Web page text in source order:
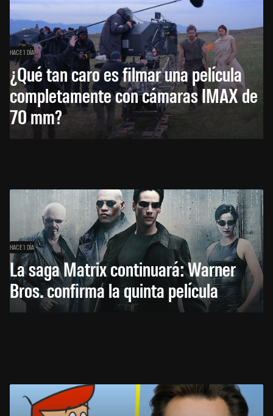
HACE 1 DÍA
¿Qué tan caro es filmar una película
completamente con cámaras IMAX de
70 mm?
HACE 1 DÍA
La saga Matrix continuará: Warner
Bros. confirma la quinta película